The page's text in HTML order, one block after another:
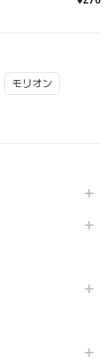
モリオン
ンブル 天然石 1個
運 幸運 スピリチュ